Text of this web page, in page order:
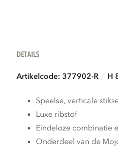
DETAILS
Artikelcode: 377902-R H
Speelse, verticale
Luxe ribstof
Eindeloze combinatie
Onderdeel van de